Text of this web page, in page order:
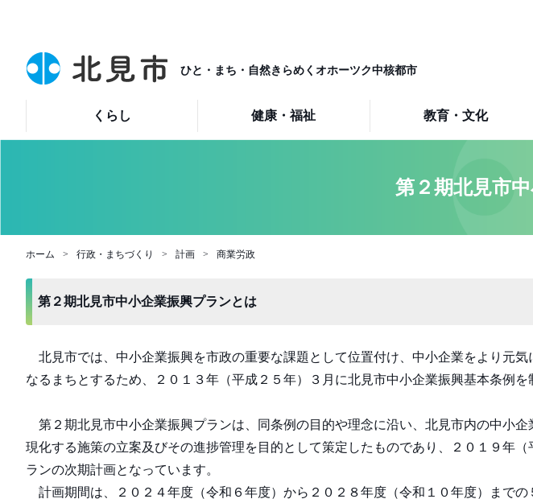
ひと・まち・自然きらめくオホーツク中核都市
くらし 健康・福祉 教育・文化
第２期北見市
ホーム 行政・まちづくり 計画 商業労政
第２期北見市中小企業振興プランとは
北見市では、中小企業振興を市政の重要な課題として位置付け、中小企業をより元気
なるまちとするため、２０１３年（平成２５年）３月に北見市中小企業振興基本条例を
第２期北見市中小企業振興プランは、同条例の目的や理念に沿い、北見市内の中小
現化する施策の立案及びその進捗管理を目的として策定したものであり、２０１９年
ランの次期計画となっています。
計画期間は、２０２４年度（令和６年度）から２０２８年度（令和１０年度）までの